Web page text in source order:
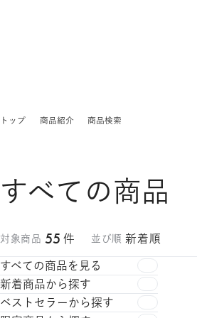
トップ 商品紹介 商品検索
すべての商品
対象商品 55 件 並び順 新着順
すべての商品を見る
新着商品から探す
ベストセラーから探す